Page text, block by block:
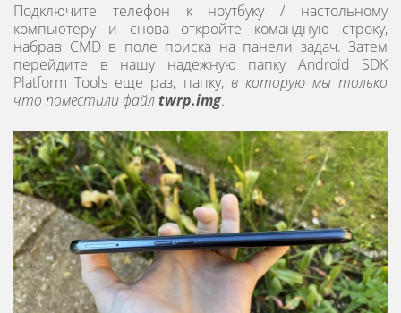
Подключите телефон к ноутбуку / настольному
компьютеру и снова откройте командную строку,
набрав CMD в поле поиска на панели задач. Затем
перейдите в нашу надежную папку Android SDK
Platform Tools еще раз, папку, в которую мы только
что поместили файл twrp.img.